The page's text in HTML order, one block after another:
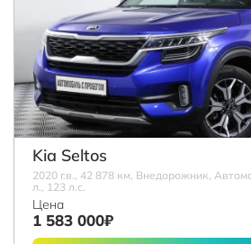
Kia Seltos
2020 г.в., 42 878 км, Внедорожник,
л., 123 л.с.
Цена
1 583 000₽